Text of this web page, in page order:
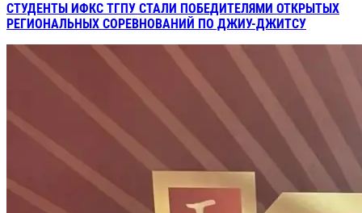
СТУДЕНТЫ ИФКС ТГПУ СТАЛИ ПОБЕДИТЕЛЯМИ ОТКРЫТЫХ
РЕГИОНАЛЬНЫХ СОРЕВНОВАНИЙ ПО ДЖИУ-ДЖИТСУ